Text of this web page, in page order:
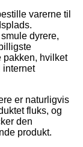
varerne til
dyrere,
pakken, hvilket
internet
er naturligvis
fluks, og
den
produkt.